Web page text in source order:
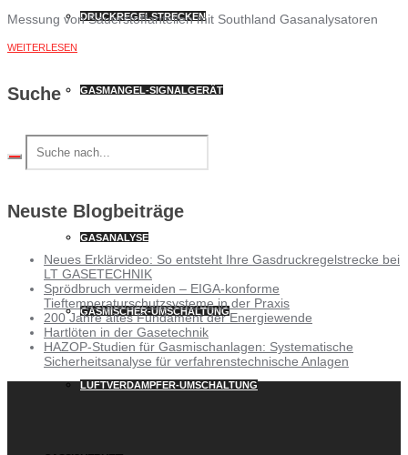
DRUCKREGELSTRECKEN
GASMANGEL-SIGNALGERÄT
GASANALYSE
GASMISCHER-UMSCHALTUNG
LUFTVERDAMPFER-UMSCHALTUNG
Messung von Sauerstoffanteilen mit Southland Gasanalysatoren
WEITERLESEN
Suche
Neuste Blogbeiträge
Neues Erklärvideo: So entsteht Ihre Gasdruckregelstrecke bei
LT GASETECHNIK
Sprödbruch vermeiden – EIGA-konforme
Tieftemperaturschutzsysteme in der Praxis
200 Jahre altes Fundament der Energiewende
Hartlöten in der Gasetechnik
HAZOP-Studien für Gasmischanlagen: Systematische
Sicherheitsanalyse für verfahrenstechnische Anlagen